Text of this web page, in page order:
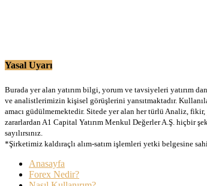
Yasal Uyarı
Burada yer alan yatırım bilgi, yorum ve tavsiyeleri yatırım
ve analistlerimizin kişisel görüşlerini yansıtmaktadır.
amacı güdülmemektedir. Sitede yer alan her türlü Analiz,
zararlardan A1 Capital Yatırım Menkul Değerler A.Ş. hiçbir
sayılırsınız.
*Şirketimiz kaldıraçlı alım-satım işlemleri yetki belgesine
Anasayfa
Forex Nedir?